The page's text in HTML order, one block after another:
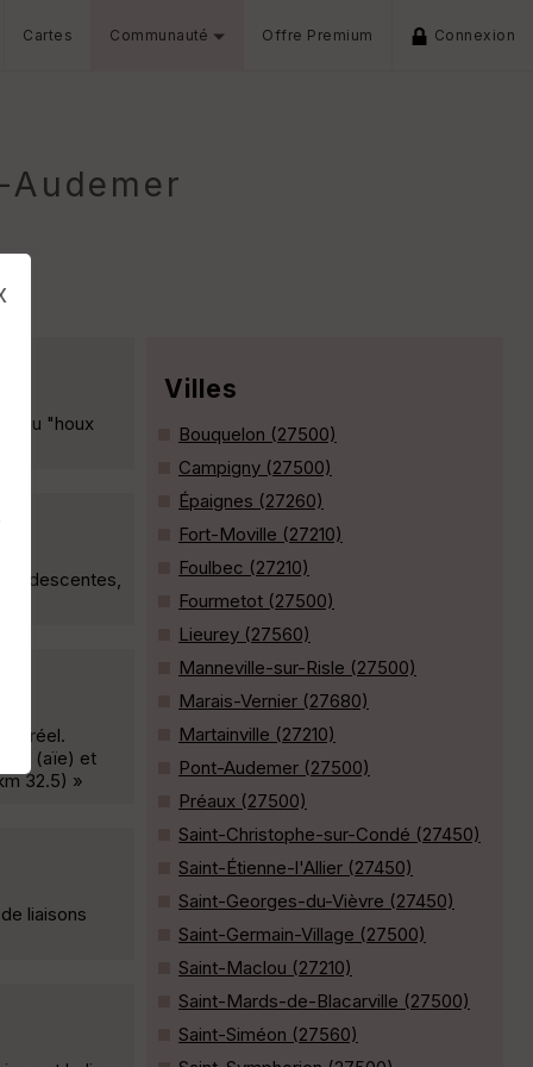
Cartes Communauté Offre Premium Connexion
au "houx
et descentes,
réel.
(aïe) et
32.5) »
liaisons
Villes
Bouquelon (27500)
Campigny (27500)
Épaignes (27260)
Fort-Moville (27210)
Foulbec (27210)
Fourmetot (27500)
Lieurey (27560)
Manneville-sur-Risle (27500)
Marais-Vernier (27680)
Martainville (27210)
Pont-Audemer (27500)
Préaux (27500)
Saint-Christophe-sur-Condé (27450)
Saint-Étienne-l'Allier (27450)
Saint-Georges-du-Vièvre (27450)
Saint-Germain-Village (27500)
Saint-Maclou (27210)
Saint-Mards-de-Blacarville (27500)
Saint-Siméon (27560)